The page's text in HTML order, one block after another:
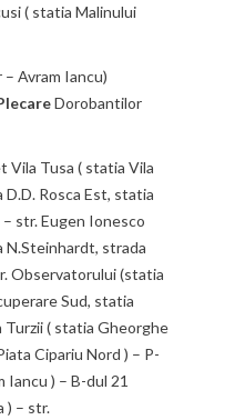
( statia Malinului
Avram Iancu)
Dorobantilor
Vila Tusa ( statia Vila
Rosca Est, statia
str. Eugen Ionesco
N.Steinhardt, strada
Observatorului (statia
Sud, statia
Turzii ( statia Gheorghe
Cipariu Nord ) – P-
Iancu ) – B-dul 21
) – str.